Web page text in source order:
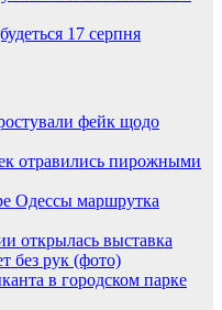
17 серпня
фейк щодо
отравились пирожными
Одессы маршрутка
открылась выставка
без рук (фото)
в городском парке